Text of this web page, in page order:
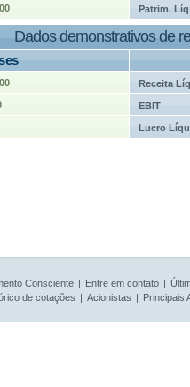
Patrim. Líq
Dados demonstrativos de
Receita
EBIT
Lucro
Consciente | Entre em contato |
de cotações | Acionistas | Principais